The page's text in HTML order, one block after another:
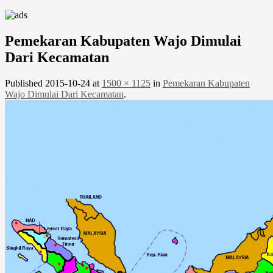
Pemekaran Kabupaten Wajo Dimulai
Dari Kecamatan
Published 2015-10-24 at 1500 × 1125 in Pemekaran Kabupaten
Wajo Dimulai Dari Kecamatan.